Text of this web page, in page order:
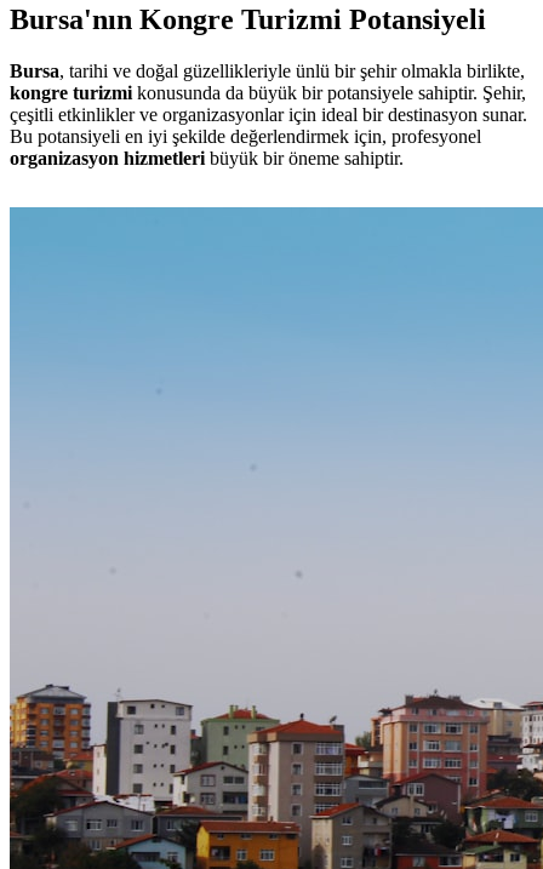
Bursa'nın Kongre Turizmi Potansiyeli
Bursa, tarihi ve doğal güzellikleriyle ünlü bir şehir olmakla birlikte,
kongre turizmi konusunda da büyük bir potansiyele sahiptir. Şehir,
çeşitli etkinlikler ve organizasyonlar için ideal bir destinasyon sunar.
Bu potansiyeli en iyi şekilde değerlendirmek için, profesyonel
organizasyon hizmetleri büyük bir öneme sahiptir.